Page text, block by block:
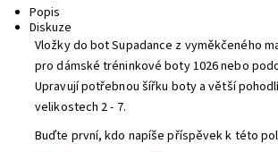
Popis
Diskuze
Vložky do bot Supadance z vyměkčeného
pro dámské tréninkové boty 1026 nebo
Upravují potřebnou šířku boty a větší
velikostech 2 - 7.
Buďte první, kdo napíše příspěvek k této